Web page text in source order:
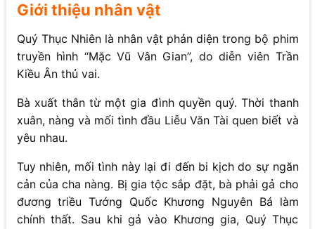
Giới thiệu nhân vật
Quý Thục Nhiên là nhân vật phản diện trong bộ phim
truyền hình “Mặc Vũ Vân Gian”, do diễn viên Trần
Kiều Ân thủ vai.
Bà xuất thân từ một gia đình quyền quý. Thời thanh
xuân, nàng và mối tình đầu Liễu Văn Tài quen biết và
yêu nhau.
Tuy nhiên, mối tình này lại đi đến bi kịch do sự ngăn
cản của cha nàng. Bị gia tộc sắp đặt, bà phải gả cho
đương triều Tướng Quốc Khương Nguyên Bá làm
chính thất. Sau khi gả vào Khương gia, Quý Thục